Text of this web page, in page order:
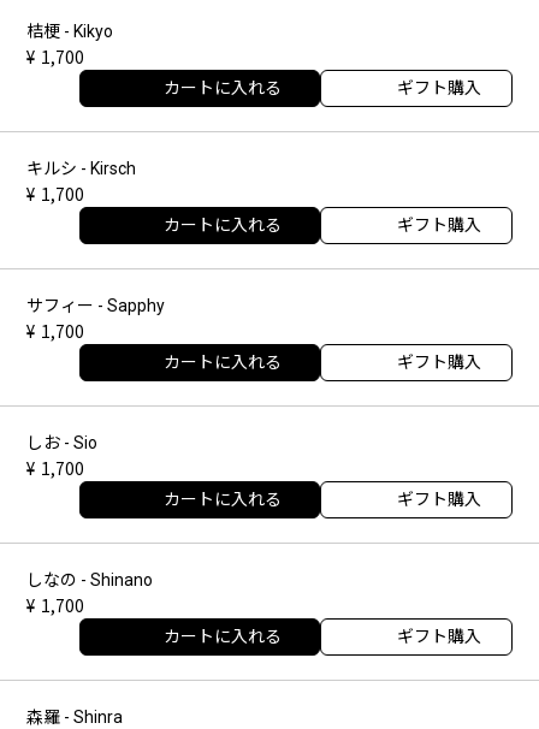
桔梗 - Kikyo
1,700
カートに入れる ギフト購入
キルシ - Kirsch
1,700
カートに入れる ギフト購入
サフィー - Sapphy
1,700
カートに入れる ギフト購入
しお - Sio
1,700
カートに入れる ギフト購入
しなの - Shinano
1,700
カートに入れる ギフト購入
森羅 - Shinra